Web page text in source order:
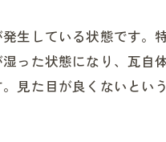
生している状態です。
った状態になり、瓦自
見た目が良くないとい